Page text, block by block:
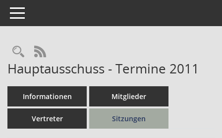
Toggle navigation
Rechercheauswahl
RSS-Feed
Hauptausschuss - Termine 2011
Informationen Mitglieder
Vertreter Sitzungen